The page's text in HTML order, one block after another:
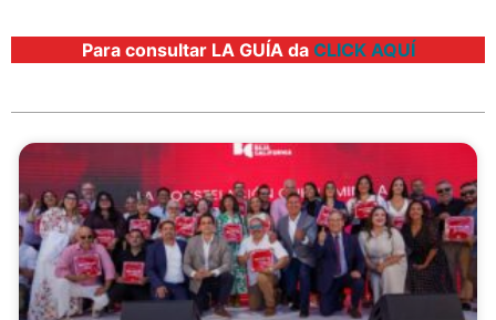
Para consultar LA GUÍA da CLICK AQUÍ